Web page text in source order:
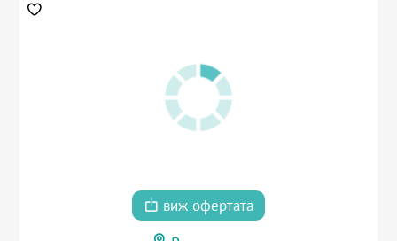
виж офертата